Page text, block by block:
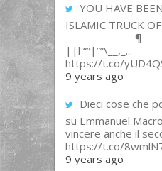
YOU HAVE
ISLAMIC TRUCK
||l “”|””\__,_...
https://t.co/
9 years ago
Dieci cose che
su Emmanuel
vincere anche il
https://t.co/
9 years ago